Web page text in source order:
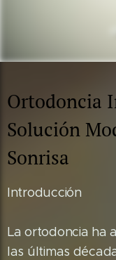
Ortodoncia
Solución
Sonrisa
Introducción
La ortodoncia ha
las últimas